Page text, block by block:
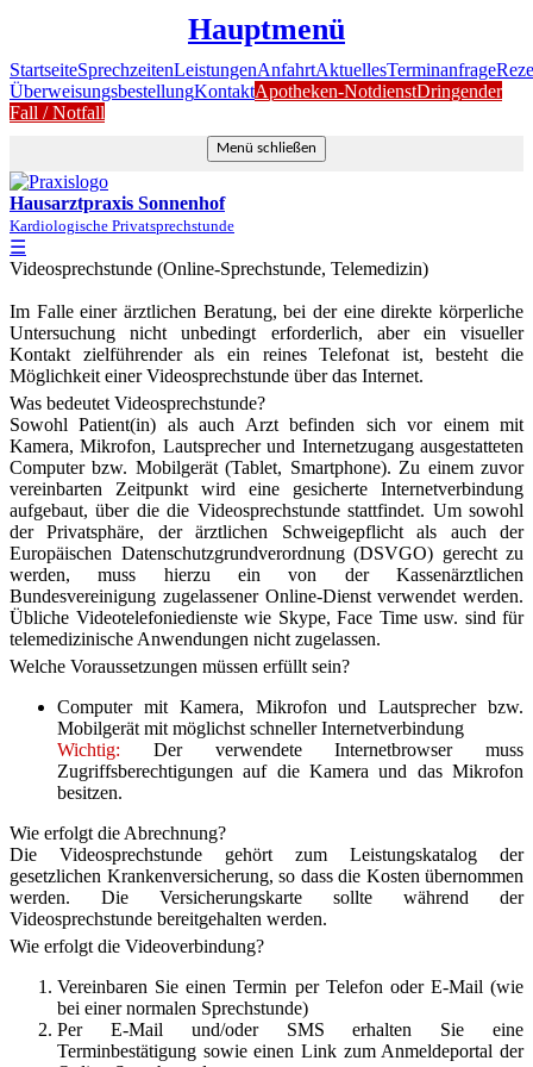
Hauptmenü
StartseiteSprechzeitenLeistungenAnfahrtAktuellesTerminanfrage
ÜberweisungsbestellungKontaktApotheken-NotdienstDringender
Fall / Notfall
Menü schließen
Hausarztpraxis Sonnenhof
Kardiologische Privatsprechstunde
☰
Videosprechstunde (Online-Sprechstunde, Telemedizin)
Im Falle einer ärztlichen Beratung, bei der eine direkte körperliche
Untersuchung nicht unbedingt erforderlich, aber ein visueller
Kontakt zielführender als ein reines Telefonat ist, besteht die
Möglichkeit einer Videosprechstunde über das Internet.
Was bedeutet Videosprechstunde?
Sowohl Patient(in) als auch Arzt befinden sich vor einem mit
Kamera, Mikrofon, Lautsprecher und Internetzugang ausgestatteten
Computer bzw. Mobilgerät (Tablet, Smartphone). Zu einem zuvor
vereinbarten Zeitpunkt wird eine gesicherte Internetverbindung
aufgebaut, über die die Videosprechstunde stattfindet. Um sowohl
der Privatsphäre, der ärztlichen Schweigepflicht als auch der
Europäischen Datenschutzgrundverordnung (DSVGO) gerecht zu
werden, muss hierzu ein von der Kassenärztlichen
Bundesvereinigung zugelassener Online-Dienst verwendet werden.
Übliche Videotelefoniedienste wie Skype, Face Time usw. sind für
telemedizinische Anwendungen nicht zugelassen.
Welche Voraussetzungen müssen erfüllt sein?
Computer mit Kamera, Mikrofon und Lautsprecher bzw.
Mobilgerät mit möglichst schneller Internetverbindung
Wichtig: Der verwendete Internetbrowser muss
Zugriffsberechtigungen auf die Kamera und das Mikrofon
besitzen.
Wie erfolgt die Abrechnung?
Die Videosprechstunde gehört zum Leistungskatalog der
gesetzlichen Krankenversicherung, so dass die Kosten übernommen
werden. Die Versicherungskarte sollte während der
Videosprechstunde bereitgehalten werden.
Wie erfolgt die Videoverbindung?
Vereinbaren Sie einen Termin per Telefon oder E-Mail (wie
bei einer normalen Sprechstunde)
Per E-Mail und/oder SMS erhalten Sie eine
Terminbestätigung sowie einen Link zum Anmeldeportal der